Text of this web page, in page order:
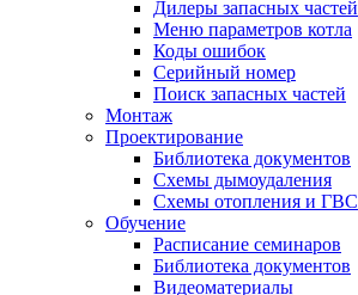
Дилеры запасных частей
Меню параметров котла
Коды ошибок
Серийный номер
Поиск запасных частей
Монтаж
Проектирование
Библиотека документов
Схемы дымоудаления
Схемы отопления и ГВС
Обучение
Расписание семинаров
Библиотека документов
Видеоматериалы